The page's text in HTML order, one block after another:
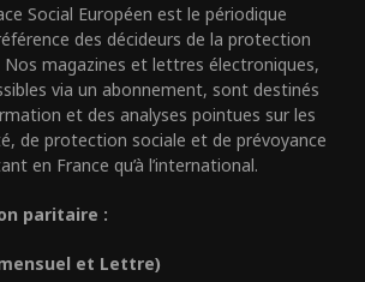
Social Européen est le périodique
des décideurs de la protection
Nos magazines et lettres électroniques,
via un abonnement, sont destinés
et des analyses pointues sur les
de protection sociale et de prévoyance
en France qu’à l’international.
paritaire :
et Lettre)